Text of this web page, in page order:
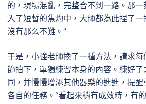
的，現場混亂，完整合不到一路。那
入了短暫的焦灼中，大師都為此捏了
沒有那么不難。”
于是，小強老師換了一種方法，請求每
節拍下，單獨練習本身的內容。練好
同，并慢慢增添其他器樂的進進，提
各自的任務。“看起來稍有成效時，有